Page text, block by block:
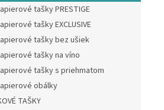
tašky PRESTIGE
tašky EXCLUSIVE
tašky bez ušiek
tašky na víno
tašky s priehmatom
obálky
TAŠKY